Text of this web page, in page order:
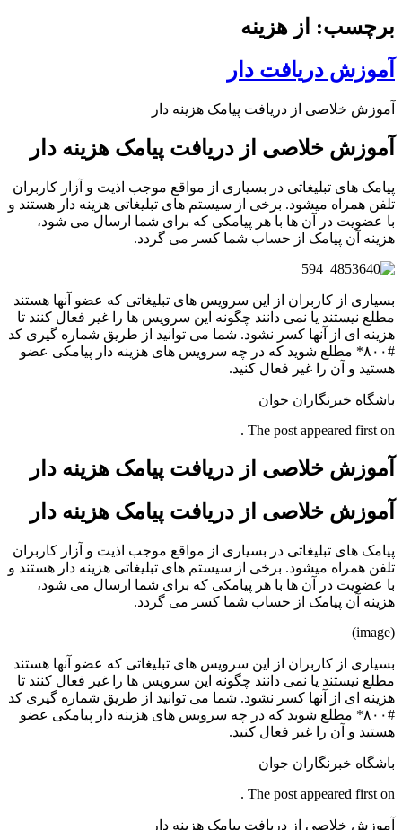
برچسب: از هزینه
آموزش دریافت دار
آموزش خلاصی از دریافت پیامک هزینه دار
آموزش خلاصی از دریافت پیامک هزینه دار
پیامک های تبلیغاتی در بسیاری از مواقع موجب اذیت و آزار کاربران
تلفن همراه میشود. برخی از سیستم های تبلیغاتی هزینه دار هستند و
با عضویت در آن ها با هر پیامکی که برای شما ارسال می شود،
هزینه آن پیامک از حساب شما کسر می گردد.
بسیاری از کاربران از این سرویس های تبلیغاتی که عضو آنها هستند
مطلع نیستند یا نمی دانند چگونه این سرویس ها را غیر فعال کنند تا
هزینه ای از آنها کسر نشود. شما می توانید از طریق شماره گیری کد
#۸۰۰* مطلع شوید که در چه سرویس های هزینه دار پیامکی عضو
هستید و آن را غیر فعال کنید.
باشگاه خبرنگاران جوان
The post appeared first on .
آموزش خلاصی از دریافت پیامک هزینه دار
آموزش خلاصی از دریافت پیامک هزینه دار
پیامک های تبلیغاتی در بسیاری از مواقع موجب اذیت و آزار کاربران
تلفن همراه میشود. برخی از سیستم های تبلیغاتی هزینه دار هستند و
با عضویت در آن ها با هر پیامکی که برای شما ارسال می شود،
هزینه آن پیامک از حساب شما کسر می گردد.
(image)
بسیاری از کاربران از این سرویس های تبلیغاتی که عضو آنها هستند
مطلع نیستند یا نمی دانند چگونه این سرویس ها را غیر فعال کنند تا
هزینه ای از آنها کسر نشود. شما می توانید از طریق شماره گیری کد
#۸۰۰* مطلع شوید که در چه سرویس های هزینه دار پیامکی عضو
هستید و آن را غیر فعال کنید.
باشگاه خبرنگاران جوان
The post appeared first on .
آموزش خلاصی از دریافت پیامک هزینه دار